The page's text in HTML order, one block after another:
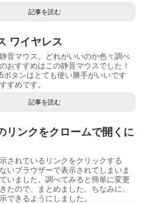
記事を読む
ワイヤレス
音マウス。どれがいいのか色々調べ
おすすめはこの静音マウスでした！
ボタンはとても使い勝手がいいです
すめです。
記事を読む
リンクをクロームで開くに
されているリンクをクリックする
いブラウザーで表示されてしまいま
いました。調べてみると簡単に変更
たので、まとめました。ちなみに、
できるようにしました。